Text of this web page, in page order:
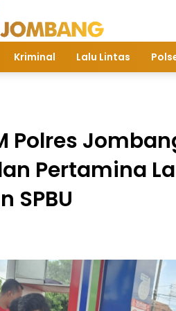
Kriminal Lalu Lintas
Polres
Pertamina
SPBU